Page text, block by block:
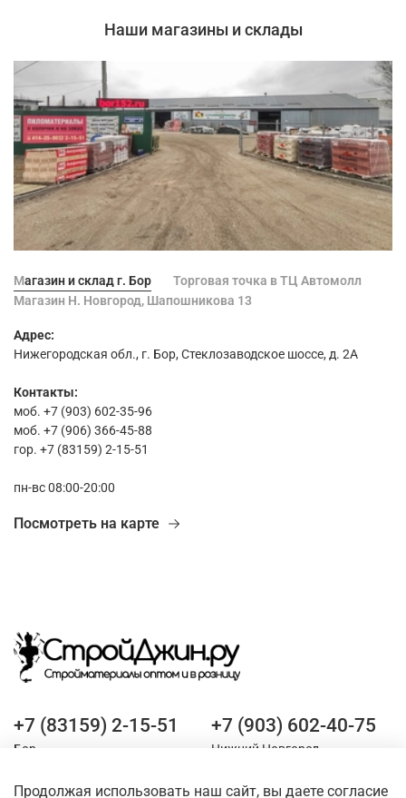
Наши магазины и склады
Магазин и склад г. Бор
Торговая точка в ТЦ Автомолл
Магазин Н. Новгород, Шапошникова 13
Адрес:
Нижегородская обл., г. Бор, Стеклозаводское шоссе, д. 2А
Контакты:
моб. +7 (903) 602-35-96
моб. +7 (906) 366-45-88
гор. +7 (83159) 2-15-51
пн-вс 08:00-20:00
Посмотреть на карте
+7 (83159) 2-15-51
Бор
+7 (903) 602-40-75
Нижний Новгород
Продолжая использовать наш сайт, вы даете согласие